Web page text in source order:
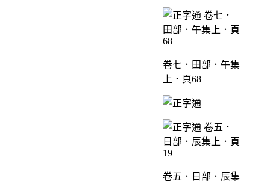
卷七．田部．午集
上．頁68
卷五．日部．辰集